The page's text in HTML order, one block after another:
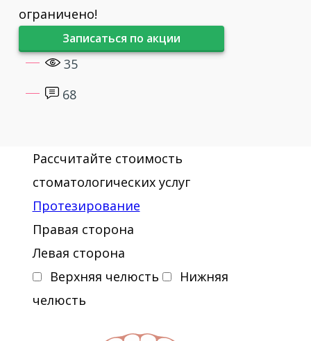
2015 - «Протезирование беззубой
верхней челюсти на внутрислизистых
имплантатах»
2016 - Базовый курс. Работа с
артикуляционной системой
ограничено!
Записаться по акции
35
68
Рассчитайте стоимость
стоматологических услуг
Протезирование
Правая сторона
Левая сторона
Верхняя челюсть
Нижняя
челюсть